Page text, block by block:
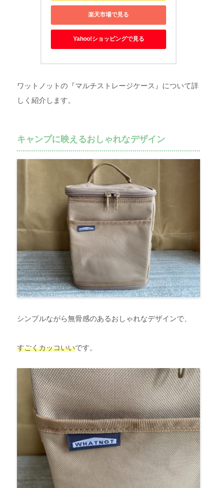
楽天市場で見る
Yahoo!ショッピングで見る
ワットノットの『マルチストレージケース』について詳
しく紹介します。
キャンプに映えるおしゃれなデザイン
シンプルながら無骨感のあるおしゃれなデザインで、
すごくカッコいいです。